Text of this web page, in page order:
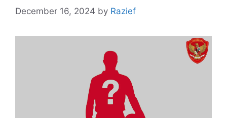
December 16, 2024 by Razief